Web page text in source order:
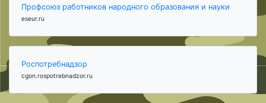
Профсоюз работников народного образования и науки
eseur.ru
Роспотребнадзор
cgon.rospotrebnadzor.ru